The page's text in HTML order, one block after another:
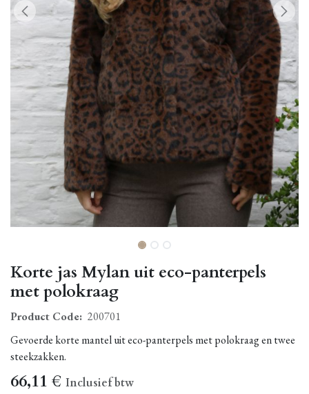
Korte jas Mylan uit eco-panterpels
met polokraag
Product Code: 200701
Gevoerde korte mantel uit eco-panterpels met polokraag en twee
steekzakken.
66,11 € Inclusief btw